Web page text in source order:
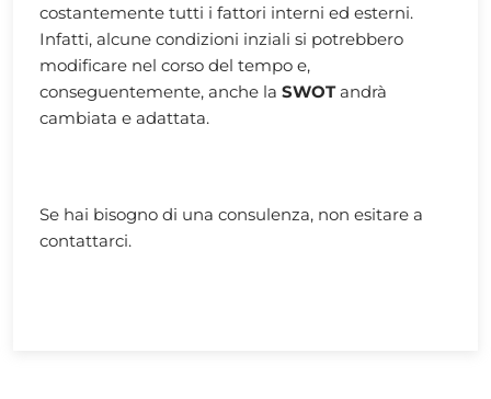
costantemente tutti i fattori interni ed esterni.
Infatti, alcune condizioni inziali si potrebbero
modificare nel corso del tempo e,
conseguentemente, anche la SWOTandrà
cambiata e adattata.
Se hai bisogno di una consulenza, non esitare a
contattarci.